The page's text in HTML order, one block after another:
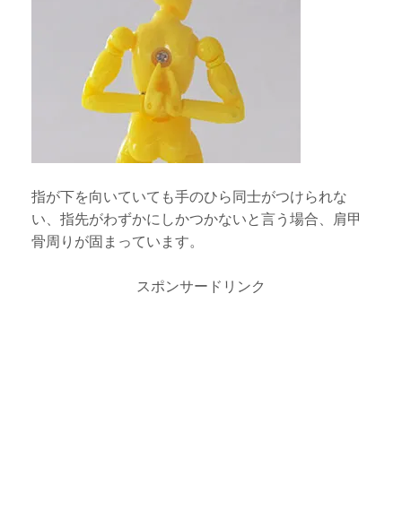
指が下を向いていても手のひら同士がつけられな
い、指先がわずかにしかつかないと言う場合、肩甲
骨周りが固まっています。
スポンサードリンク